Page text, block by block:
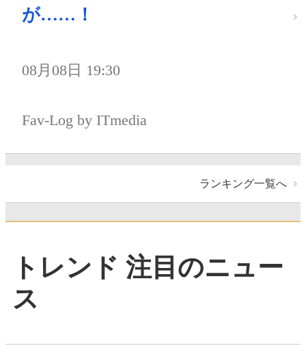
が……！
08月08日 19:30
Fav-Log by ITmedia
ランキング一覧へ
トレンド 注目のニュー
ス